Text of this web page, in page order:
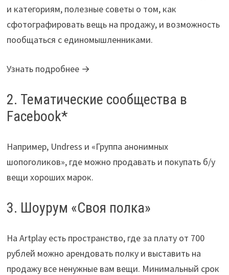
и категориям, полезные советы о том, как
сфотографировать вещь на продажу, и возможность
пообщаться с единомышленниками.
Узнать подробнее →
2. Тематические сообщества в
Facebook*
Например, Undress и «Группа анонимных
шопоголиков», где можно продавать и покупать б/у
вещи хороших марок.
3. Шоурум «Своя полка»
На Artplay есть пространство, где за плату от 700
рублей можно арендовать полку и выставить на
продажу все ненужные вам вещи. Минимальный срок